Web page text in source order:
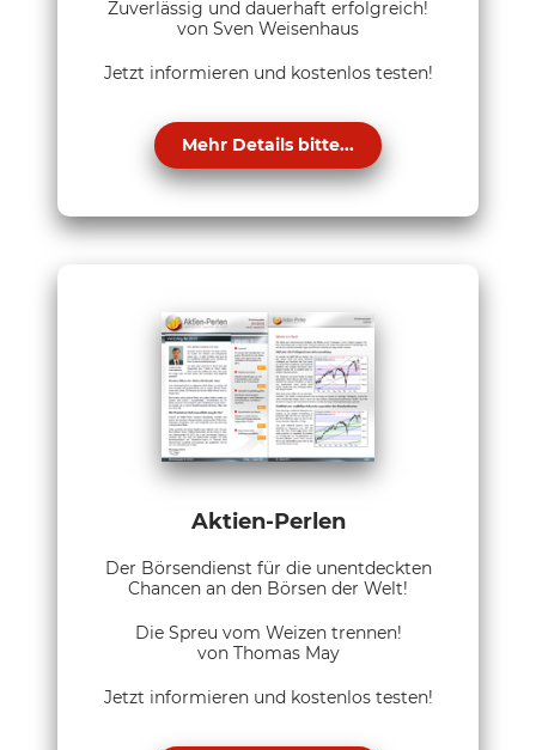
Zuverlässig und dauerhaft erfolgreich!
von Sven Weisenhaus
Jetzt informieren und kostenlos testen!
Mehr Details bitte...
Aktien-Perlen
Der Börsendienst für die unentdeckten
Chancen an den Börsen der Welt!
Die Spreu vom Weizen trennen!
von Thomas May
Jetzt informieren und kostenlos testen!